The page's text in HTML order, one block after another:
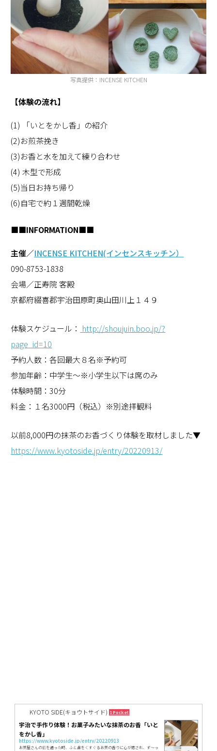
写真提供：INCENSE KITCHEN
【体験の流れ】
(1) 「いとをかし香」の紹介
(2)お煎茶挽き
(3)お香と水を加えて練り合わせ
(4) 木型で形成
(5)当日お持ち帰り
(6)自宅で約１週間乾燥
■■INFORMATION■■
主催／INCENSE KITCHEN(インセンスキッチン）
090-8753-1838
会場／正寿院 客殿
京都府綴喜郡宇治田原町奥山田川上１４９
体験スケジュール： http://shoujuin.boo.jp/?
page_id=10
予約人数：各回最大８名※予約可
参加年齢：中学生～※小学生以下は席のみ
体験時間：30分
料金：１名3000円（税込）※別途拝観料
以前8,000円の抹茶のお香づくり体験を取材しました▼
https://www.kyotoside.jp/entry/20220913/
KYOTO SIDE(キョウトサイド) 1 Pocket
宇治で手作り体験！お菓子みたいな抹茶のお香「いと
をかし香」
https://www.kyotoside.jp/entry/20220913
お茶屋さんの前を通った時、ふと鼻をくすぐるお茶の香りに心が癒され、ず～っ